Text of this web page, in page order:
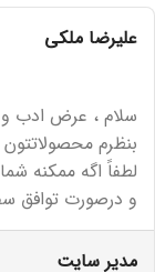
علیرضا ملکی
سلام ، عرض ادب و
بنظرم
لطفاً اگه ممکنه
و درصورت توافق
مدیر سایت